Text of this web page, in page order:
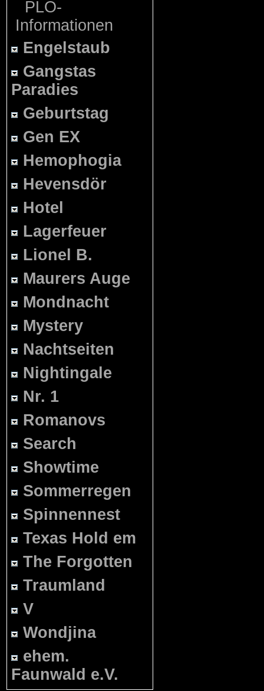
PLO-
Informationen
Engelstaub
Gangstas
Paradies
Geburtstag
Gen EX
Hemophogia
Hevensdör
Hotel
Lagerfeuer
Lionel B.
Maurers Auge
Mondnacht
Mystery
Nachtseiten
Nightingale
Nr. 1
Romanovs
Search
Showtime
Sommerregen
Spinnennest
Texas Hold em
The Forgotten
Traumland
V
Wondjina
ehem.
Faunwald e.V.